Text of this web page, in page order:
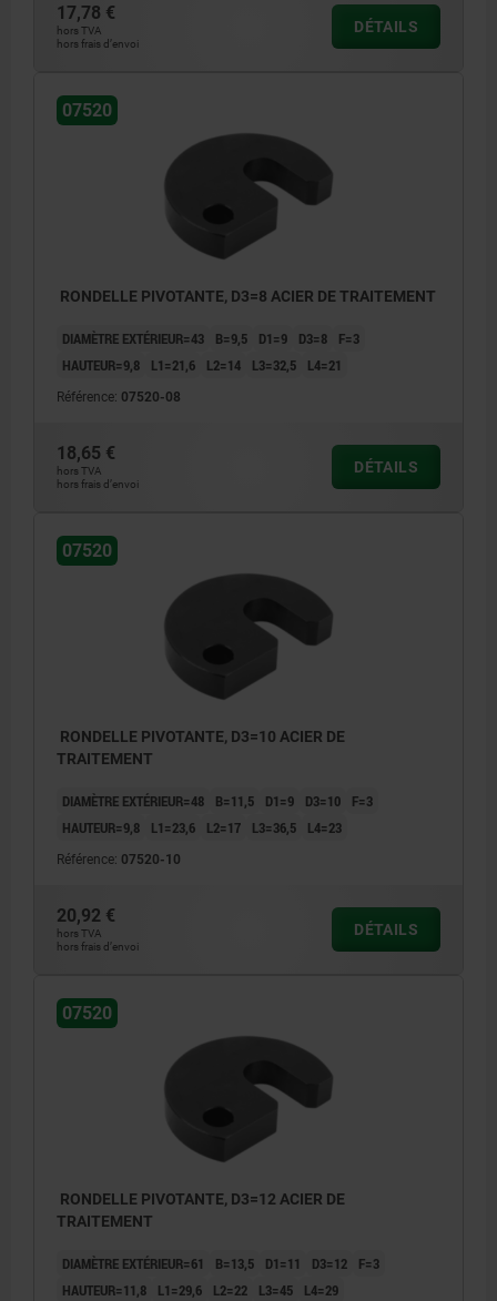
17,78 €
hors TVA
hors frais d’envoi
DÉTAILS
07520
RONDELLE PIVOTANTE, D3=8 ACIER DE TRAITEMENT
DIAMÈTRE EXTÉRIEUR=43 B=9,5 D1=9 D3=8
F=3
HAUTEUR=9,8
L1=21,6 L2=14 L3=32,5 L4=21
Référence: 07520-08
18,65 €
hors TVA
hors frais d’envoi
DÉTAILS
07520
RONDELLE PIVOTANTE, D3=10 ACIER DE
TRAITEMENT
DIAMÈTRE EXTÉRIEUR=48 B=11,5 D1=9 D3=10
F=3
HAUTEUR=9,8
L1=23,6 L2=17 L3=36,5 L4=23
Référence: 07520-10
20,92 €
hors TVA
hors frais d’envoi
DÉTAILS
07520
RONDELLE PIVOTANTE, D3=12 ACIER DE
TRAITEMENT
DIAMÈTRE EXTÉRIEUR=61 B=13,5 D1=11 D3=12
F=3
HAUTEUR=11,8
L1=29,6 L2=22 L3=45 L4=29